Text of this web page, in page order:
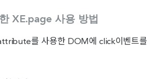
XE.page 사용 방법
를 사용한 DOM에 click이벤트를